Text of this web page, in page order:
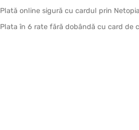
Plată online sigură cu cardul prin
Plata în 6 rate fără dobândă cu card de